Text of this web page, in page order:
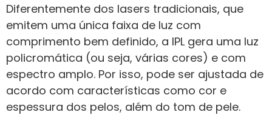
Diferentemente dos lasers tradicionais, que
emitem uma única faixa de luz com
comprimento bem definido, a IPL gera uma luz
policromática (ou seja, várias cores) e com
espectro amplo. Por isso, pode ser ajustada de
acordo com características como cor e
espessura dos pelos, além do tom de pele.